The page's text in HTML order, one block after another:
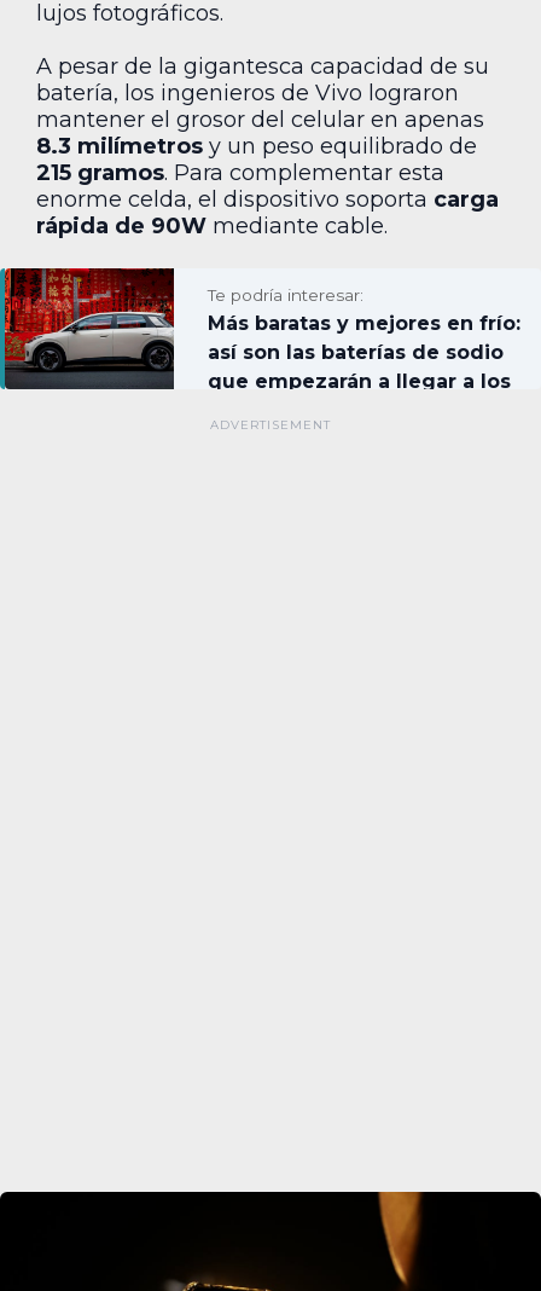
lujos fotográficos.
A pesar de la gigantesca capacidad de su
batería, los ingenieros de Vivo lograron
mantener el grosor del celular en apenas
8.3 milímetros y un peso equilibrado de
215 gramos. Para complementar esta
enorme celda, el dispositivo soporta carga
rápida de 90W mediante cable.
Te podría interesar:
Más baratas y mejores en frío:
así son las baterías de sodio
que empezarán a llegar a los